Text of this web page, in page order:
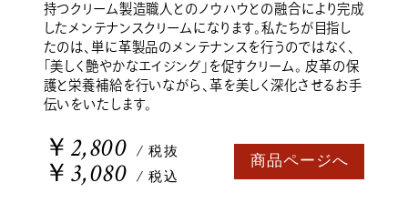
持つクリーム製造職人とのノウハウとの融合により完成
したメンテナンスクリームになります。私たちが目指し
たのは、単に革製品のメンテナンスを行うのではなく、
「美しく艶やかなエイジング」を促すクリーム。 皮革の保
護と栄養補給を行いながら、革を美しく深化させるお手
伝いをいたします。
￥2,800 / 税抜
￥3,080 / 税込
商品ページへ